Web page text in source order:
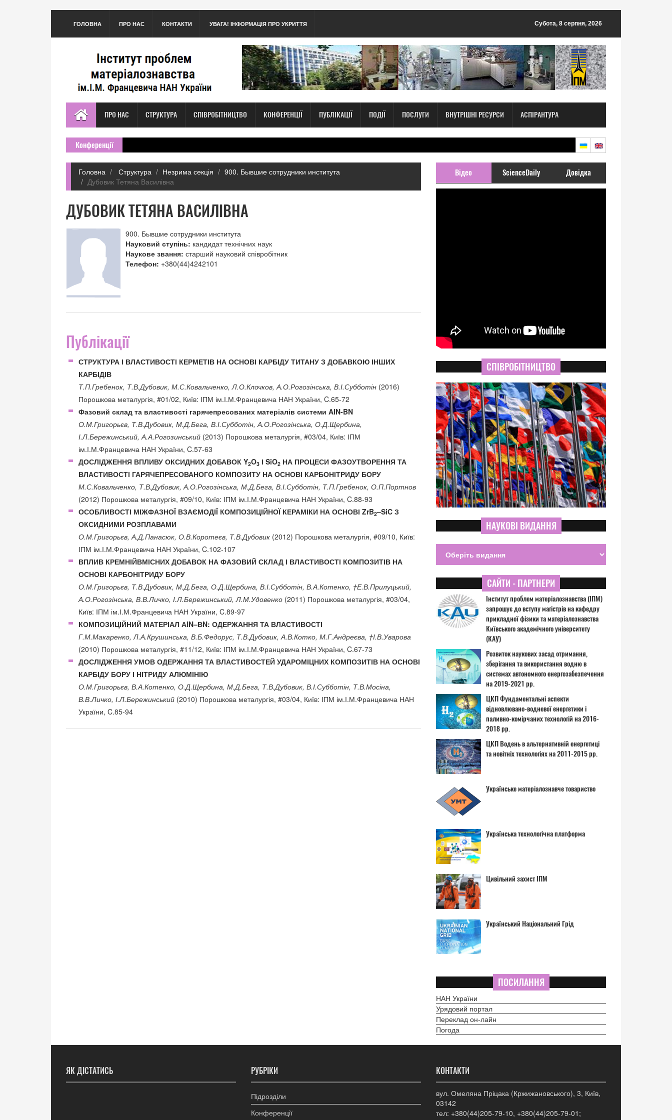
ГОЛОВНА ПРО НАС КОНТАКТИ УВАГА! ІНФОРМАЦІЯ ПРО УКРИТТЯ Субота, 8 серпня, 2026
ПРО НАС СТРУКТУРА СПІВРОБІТНИЦТВО КОНФЕРЕНЦІЇ ПУБЛІКАЦІЇ ПОДІЇ ПОСЛУГИ ВНУТРІШНІ РЕСУРСИ АСПІРАНТУРА
Конференції
Головна Структура Незрима секція
900. Бывшие сотрудники института
Дубовик Тетяна Василівна
ДУБОВИК ТЕТЯНА ВАСИЛІВНА
900. Бывшие сотрудники института
Науковий ступінь: кандидат технічних наук
Наукове звання:старший науковий співробітник
Телефон: +380(44)4242101
Публікації
СТРУКТУРА І ВЛАСТИВОСТІ КЕРМЕТІВ НА ОСНОВІ КАРБІДУ ТИТАНУ З ДОБАВКОЮ ІНШИХ
КАРБІДІВ
Т.П.Гребенок, Т.В.Дубовик, М.С.Ковальченко, Л.О.Клочков, А.О.Рогозінська, В.І.Субботін (2016)
Порошкова металургія, #01/02, Київ: ІПМ ім.І.М.Францевича НАН України, C.65-72
Фазовий склад та властивості гарячепресованих матеріалів системи AIN-BN
О.М.Григорьєв, Т.В.Дубовик, М.Д.Бега, В.І.Субботін, А.О.Рогозінська, О.Д.Щербина,
І.Л.Бережинський, А.А.Рогозинський (2013) Порошкова металургія, #03/04, Київ: ІПМ
ім.І.М.Францевича НАН України, C.57-63
ДОСЛІДЖЕННЯ ВПЛИВУ ОКСИДНИХ ДОБАВОК Y2O3 І SiO2 НА ПРОЦЕСИ ФАЗОУТВОРЕННЯ ТА
ВЛАСТИВОСТІ ГАРЯЧЕПРЕСОВАНОГО КОМПОЗИТУ НА ОСНОВІ КАРБОНІТРИДУ БОРУ
М.С.Ковальченко, Т.В.Дубовик, А.О.Рогозінська, М.Д.Бега, В.І.Субботін, Т.П.Гребенок, О.П.Портнов
(2012) Порошкова металургія, #09/10, Київ: ІПМ ім.І.М.Францевича НАН України, C.88-93
ОСОБЛИВОСТІ МІЖФАЗНОЇ ВЗАЄМОДІЇ КОМПОЗИЦІЙНОЇ КЕРАМІКИ НА ОСНОВІ ZrB2–SiC З
ОКСИДНИМИ РОЗПЛАВАМИ
О.М.Григорьєв, А.Д.Панасюк, О.В.Коротеєв, Т.В.Дубовик (2012) Порошкова металургія, #09/10, Київ:
ІПМ ім.І.М.Францевича НАН України, C.102-107
ВПЛИВ КРЕМНІЙВМІСНИХ ДОБАВОК НА ФАЗОВИЙ СКЛАД І ВЛАСТИВОСТІ КОМПОЗИТІВ НА
ОСНОВІ КАРБОНІТРИДУ БОРУ
О.М.Григорьєв, Т.В.Дубовик, М.Д.Бега, О.Д.Щербина, В.І.Субботін, В.А.Котенко, †Е.В.Прилуцький,
А.О.Рогозінська, В.В.Личко, І.Л.Бережинський, Л.М.Удовенко (2011) Порошкова металургія, #03/04,
Київ: ІПМ ім.І.М.Францевича НАН України, C.89-97
КОМПОЗИЦІЙНИЙ МАТЕРІАЛ АlN–ВN: ОДЕРЖАННЯ ТА ВЛАСТИВОСТІ
Г.М.Макаренко, Л.А.Крушинська, В.Б.Федорус, Т.В.Дубовик, А.В.Котко, М.Г.Андреєва, †І.В.Уварова
(2010) Порошкова металургія, #11/12, Київ: ІПМ ім.І.М.Францевича НАН України, C.67-73
ДОСЛІДЖЕННЯ УМОВ ОДЕРЖАННЯ ТА ВЛАСТИВОСТЕЙ УДАРОМІЦНИХ КОМПОЗИТІВ НА ОСНОВІ
КАРБІДУ БОРУ І НІТРИДУ АЛЮМІНІЮ
О.М.Григорьєв, В.А.Котенко, О.Д.Щербина, М.Д.Бега, Т.В.Дубовик, В.І.Субботін, Т.В.Мосіна,
В.В.Личко, І.Л.Бережинський (2010) Порошкова металургія, #03/04, Київ: ІПМ ім.І.М.Францевича НАН
України, C.85-94
Відео ScienceDaily Довідка
СПІВРОБІТНИЦТВО
НАУКОВІ ВИДАННЯ
САЙТИ - ПАРТНЕРИ
Інститут проблем матеріалознавства (ІПМ)
запрошує до вступу магістрів на кафедру
прикладної фізики та матеріалознавства
Київського академічного університету
(КАУ)
Розвиток наукових засад отримання,
зберігання та використання водню в
системах автономного енергозабезпечення
на 2019-2021 рр.
ЦКП Фундаментальні аспекти
відновлювано-водневої енергетики і
паливно-комірчаних технологій на 2016-
2018 рр.
ЦКП Водень в альтернативній енергетиці
та новітніх технологіях на 2011-2015 рр.
Українське матеріалознавче товариство
Українська технологічна платформа
Цивільний захист ІПМ
Український Національний Грід
ПОСИЛАННЯ
НАН України
Урядовий портал
Переклад он-лайн
Погода
ЯК ДІСТАТИСЬ РУБРІКИ
Підрозділи
Конференції
КОНТАКТИ
вул. Омеляна Пріцака (Кржижановського), 3, Київ,
03142
тел: +380(44)205-79-10, +380(44)205-79-01;